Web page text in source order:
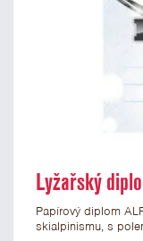
Lyžařský
Papírový diplom
skialpinismu, s